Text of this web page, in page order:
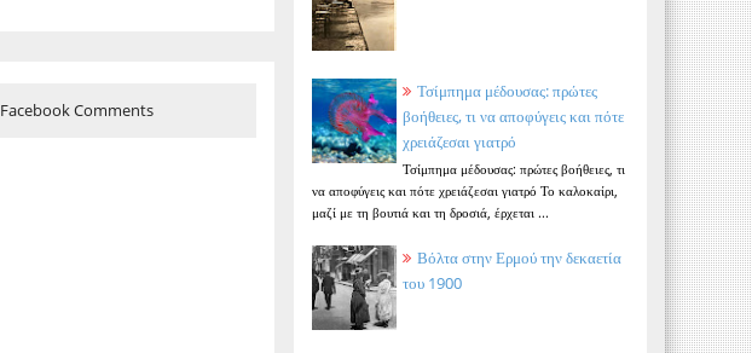
Facebook Comments
Τσίμπημα μέδουσας: πρώτες
βοήθειες, τι να αποφύγεις και πότε
χρειάζεσαι γιατρό
Τσίμπημα μέδουσας: πρώτες βοήθειες, τι
να αποφύγεις και πότε χρειάζεσαι γιατρό Το καλοκαίρι,
μαζί με τη βουτιά και τη δροσιά, έρχεται ...
Βόλτα στην Ερμού την δεκαετία
του 1900